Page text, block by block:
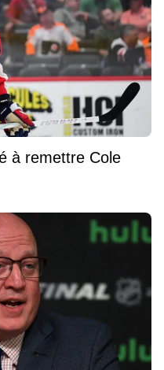
à remettre Cole